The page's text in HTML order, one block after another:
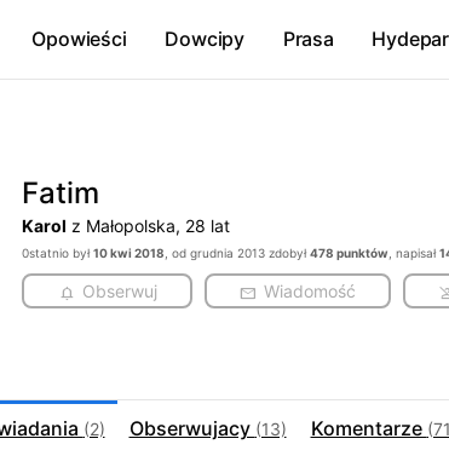
Opowieści Dowcipy Prasa
Fatim
Karol z Małopolska, 28 lat
0statnio był10 kwi 2018 , od grudnia 2013 zdobył478 punktów , napisał
Obserwuj Wiadomość
(2) Obserwujacy (13) Komentarze